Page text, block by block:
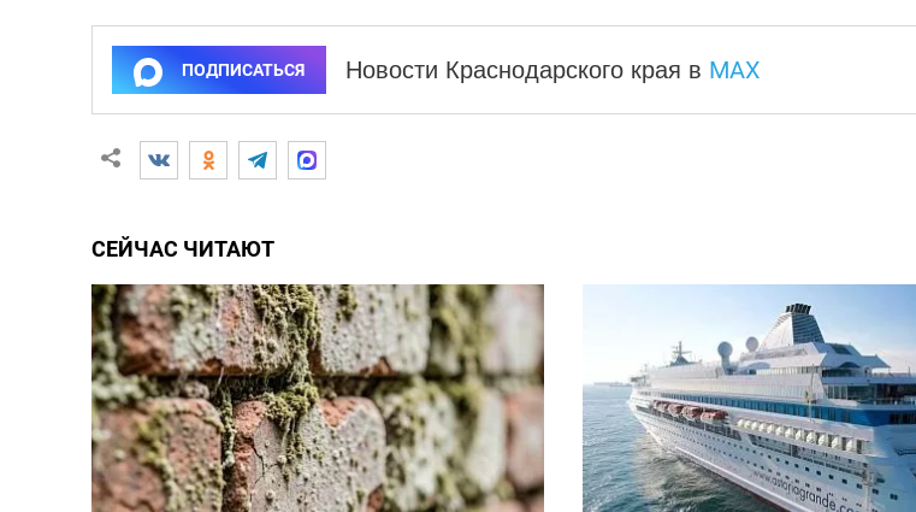
ПОДПИСАТЬСЯ Новости Краснодарского края в MAX
СЕЙЧАС ЧИТАЮТ